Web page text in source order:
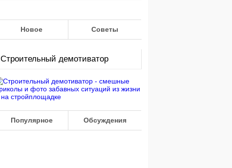
Новое Советы
Строительный демотиватор
Популярное Обсуждения